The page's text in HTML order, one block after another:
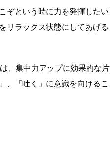
ぞという時に力を発揮したい
リラックス状態にしてあげる
、集中力アップに効果的な片
、「吐く」に意識を向けるこ